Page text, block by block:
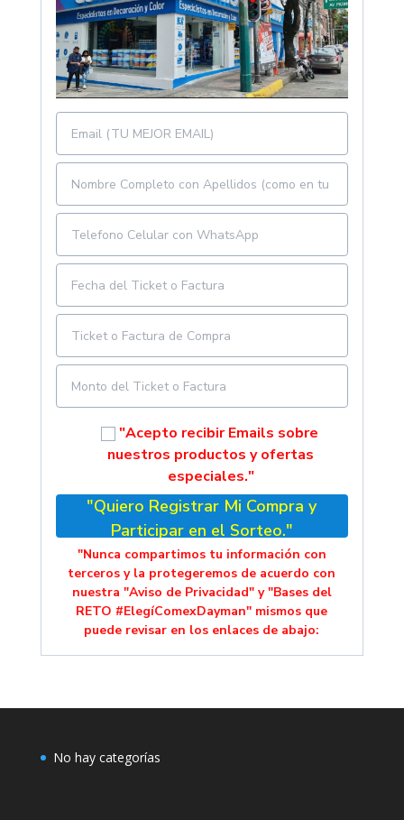
"Acepto recibir Emails sobre
nuestros productos y ofertas
especiales."
"Quiero Registrar Mi Compra y
Participar en el Sorteo."
"Nunca compartimos tu información con
terceros y la protegeremos de acuerdo con
nuestra "Aviso de Privacidad" y "Bases del
RETO #ElegíComexDayman" mismos que
puede revisar en los enlaces de abajo:
No hay categorías